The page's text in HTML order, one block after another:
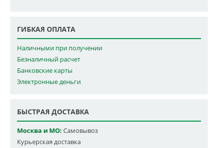
ГИБКАЯ ОПЛАТА
Наличными при получении
Безналичный расчет
Банковские карты
Электронные деньги
БЫСТРАЯ ДОСТАВКА
Москва и МО: Самовывоз
Курьерская доставка